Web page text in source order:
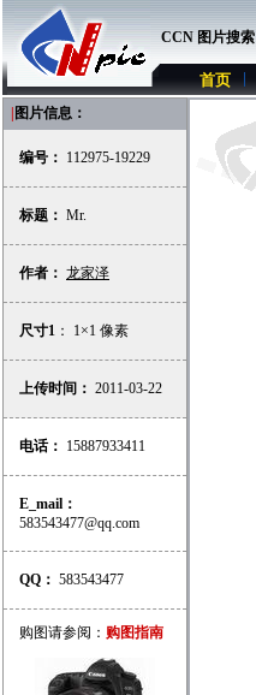
CCN 图片搜索
首页
图片信息：
编号： 112975-19229
标题： Mr.
作者： 龙家泽
尺寸1 ： 1×1 像素
上传时间： 2011-03-22
电话： 15887933411
E_mail：
583543477@qq.com
QQ： 583543477
购图请参阅： 购图指南